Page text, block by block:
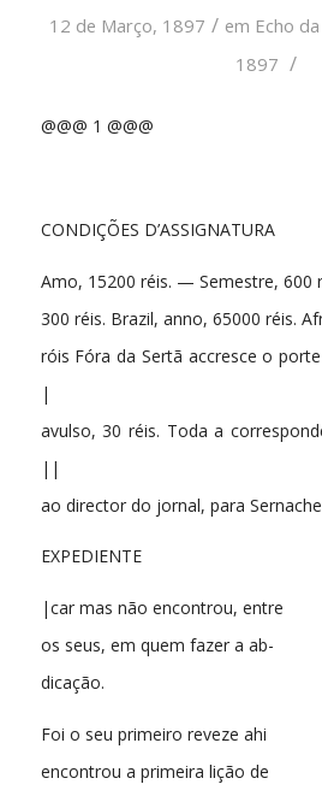
12 de Março, 1897 / em Echo
1897 /
@@@ 1 @@@
CONDIÇÕES D’ASSIGNATURA
Amo, 15200 réis. — Semestre, 600
300 réis. Brazil, anno, 65000 réis.
róis Fóra da Sertã accresce o
|
avulso, 30 réis. Toda a
||
ao director do jornal, para
EXPEDIENTE
|car mas não encontrou, entre
os seus, em quem fazer a ab-
dicação.
Foi o seu primeiro reveze ahi
encontrou a primeira lição de